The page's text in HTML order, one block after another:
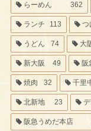
らーめん 362
ランチ 113 つ
うどん 74 大
新大阪 49 阪
焼肉 32 千里
北新地 23
阪急うめだ本店